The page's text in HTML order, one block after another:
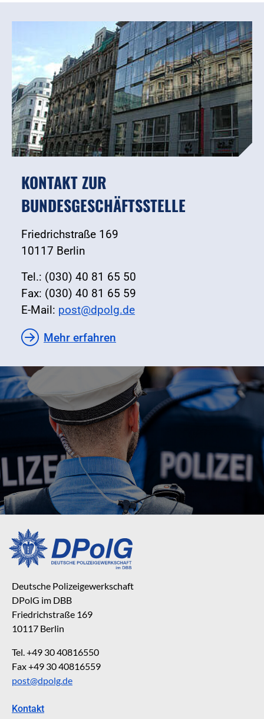
KONTAKT ZUR
BUNDESGESCHÄFTSSTELLE
Friedrichstraße 169
10117 Berlin
Tel.: (030) 40 81 65 50
Fax: (030) 40 81 65 59
E-Mail: post@dpolg.de
Mehr erfahren
Deutsche Polizeigewerkschaft
DPolG im DBB
Friedrichstraße 169
10117 Berlin
Tel. +49 30 40816550
Fax +49 30 40816559
post@dpolg.de
Kontakt